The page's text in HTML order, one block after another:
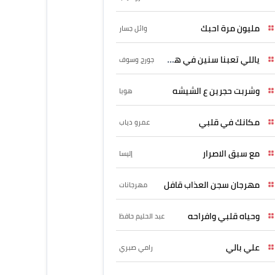
مليون مرة احبك وائل جسار
ياللي تعبنا سنين في هواه جورج وسوف
وشربت حجرين ع الشيشه هوبا
مكانك في قلبي عمرو دياب
مع سبق الاصرار إليسا
مهرجان سجن العذاب قافل مهرجانات
وحياه قلبي وافراحه عبد الحليم حافظ
علي بالي رامي صبري